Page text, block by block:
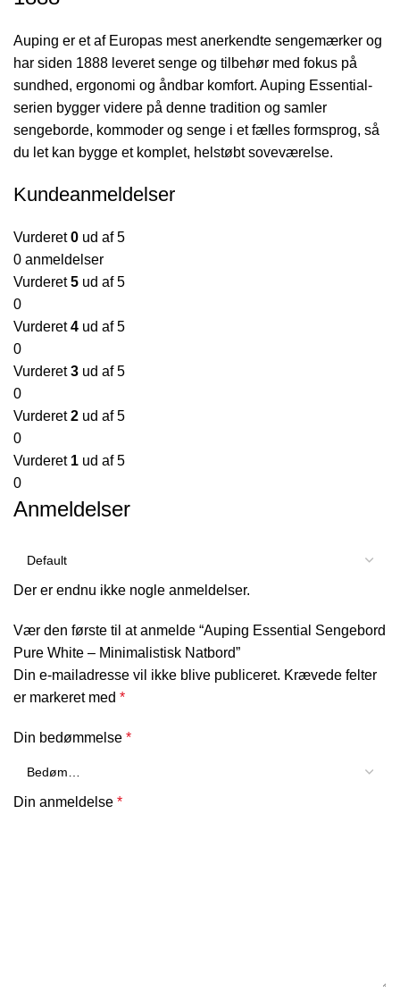
Auping er et af Europas mest anerkendte sengemærker og
har siden 1888 leveret senge og tilbehør med fokus på
sundhed, ergonomi og åndbar komfort. Auping Essential-
serien bygger videre på denne tradition og samler
sengeborde, kommoder og senge i et fælles formsprog, så
du let kan bygge et komplet, helstøbt soveværelse.
Kundeanmeldelser
Vurderet0 ud af 5
0 anmeldelser
Vurderet5 ud af 5
0
Vurderet4 ud af 5
0
Vurderet3 ud af 5
0
Vurderet2 ud af 5
0
Vurderet 1 ud af 5
0
Anmeldelser
Der er endnu ikke nogle anmeldelser.
Vær den første til at anmelde “Auping Essential Sengebord
Pure White – Minimalistisk Natbord”
Din e-mailadresse vil ikke blive publiceret. Krævede felter
er markeret med *
Din bedømmelse *
Din anmeldelse *